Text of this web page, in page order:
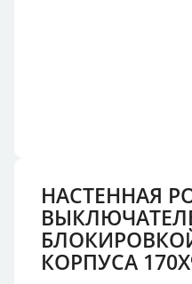
НАСТЕННАЯ
КОРПУСА